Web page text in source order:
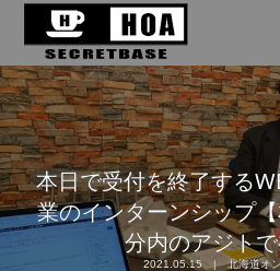
本日で受付を終了する
業のインターンシップ
分内のアジト
2021.05.15 北海道オ